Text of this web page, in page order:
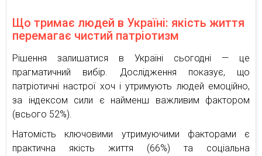
Що тримає людей в Україні: якість життя
перемагає чистий патріотизм
Рішення залишатися в Україні сьогодні — це
прагматичний вибір. Дослідження показує, що
патріотичні настрої хоч і утримують людей емоційно,
за індексом сили є найменш важливим фактором
(всього 52%).
Натомість ключовими утримуючими факторами є
практична якість життя (66%) та соціальна